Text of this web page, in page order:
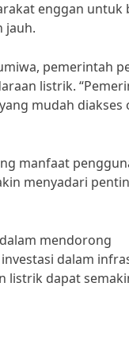
enggan untuk
jauh.
pemerintah
listrik.
mudah diakses
manfaat
menyadari
mendorong
dalam
listrik dapat